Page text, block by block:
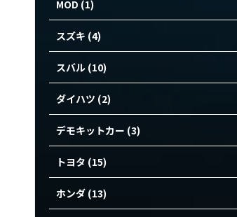
MOD (1)
スズキ (4)
スバル (10)
ダイハツ (2)
デモキットカー (3)
トヨタ (15)
ホンダ (13)